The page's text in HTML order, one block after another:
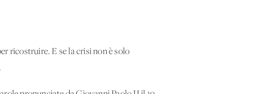
ricostruire. E se la crisi non è solo